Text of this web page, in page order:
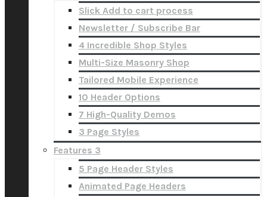
Slick Add to cart process
Newsletter / Subscribe Bar
4 Incredible Shop Styles
Multi-Size Masonry Shop
Tailored Mobile Experience
10 Header Options
7 High-Quality Demos
3 Page Styles
Features 3
5 Page Header Styles
Animated Page Headers